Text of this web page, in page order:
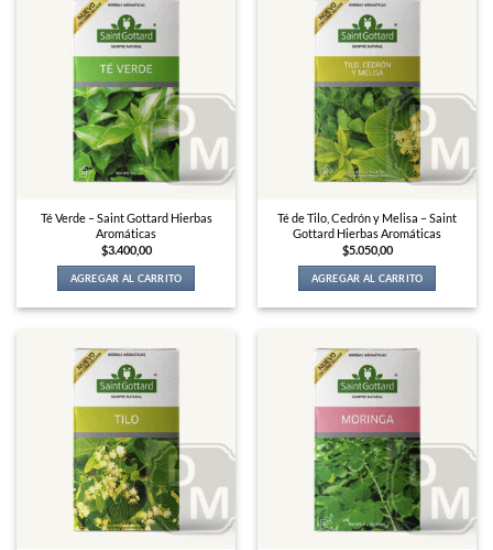
Té Verde – Saint Gottard Hierbas
Aromáticas
$3.400,00
AGREGAR AL CARRITO
Té de Tilo, Cedrón y Melisa – Saint
Gottard Hierbas Aromáticas
$5.050,00
AGREGAR AL CARRITO